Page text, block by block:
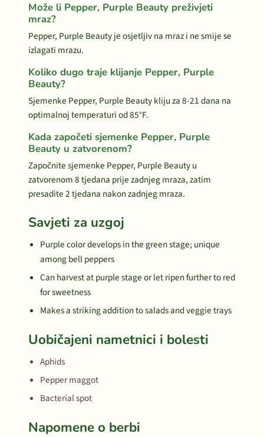
Može li Pepper, Purple Beauty preživjeti
mraz?
Pepper, Purple Beauty je osjetljiv na mraz i ne smije se
izlagati mrazu.
Koliko dugo traje klijanje Pepper, Purple
Beauty?
Sjemenke Pepper, Purple Beauty kliju za 8-21 dana na
optimalnoj temperaturi od 85°F.
Kada započeti sjemenke Pepper, Purple
Beauty u zatvorenom?
Započnite sjemenke Pepper, Purple Beauty u
zatvorenom 8 tjedana prije zadnjeg mraza, zatim
presadite 2 tjedana nakon zadnjeg mraza.
Savjeti za uzgoj
Purple color develops in the green stage; unique
among bell peppers
Can harvest at purple stage or let ripen further to red
for sweetness
Makes a striking addition to salads and veggie trays
Uobičajeni nametnici i bolesti
Aphids
Pepper maggot
Bacterial spot
Napomene o berbi